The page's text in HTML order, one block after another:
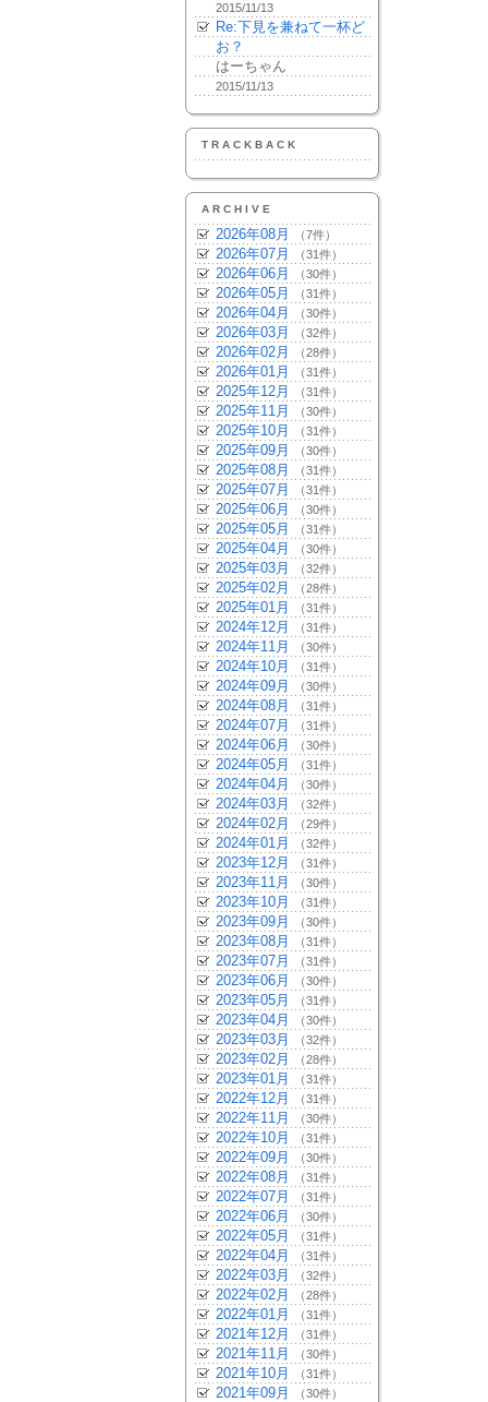
2015/11/13
Re:下見を兼ねて一杯ど
お？
はーちゃん
2015/11/13
TRACKBACK
ARCHIVE
2026年08月 （7件）
2026年07月 （31件）
2026年06月 （30件）
2026年05月 （31件）
2026年04月 （30件）
2026年03月 （32件）
2026年02月 （28件）
2026年01月 （31件）
2025年12月 （31件）
2025年11月 （30件）
2025年10月 （31件）
2025年09月 （30件）
2025年08月 （31件）
2025年07月 （31件）
2025年06月 （30件）
2025年05月 （31件）
2025年04月 （30件）
2025年03月 （32件）
2025年02月 （28件）
2025年01月 （31件）
2024年12月 （31件）
2024年11月 （30件）
2024年10月 （31件）
2024年09月 （30件）
2024年08月 （31件）
2024年07月 （31件）
2024年06月 （30件）
2024年05月 （31件）
2024年04月 （30件）
2024年03月 （32件）
2024年02月 （29件）
2024年01月 （32件）
2023年12月 （31件）
2023年11月 （30件）
2023年10月 （31件）
2023年09月 （30件）
2023年08月 （31件）
2023年07月 （31件）
2023年06月 （30件）
2023年05月 （31件）
2023年04月 （30件）
2023年03月 （32件）
2023年02月 （28件）
2023年01月 （31件）
2022年12月 （31件）
2022年11月 （30件）
2022年10月 （31件）
2022年09月 （30件）
2022年08月 （31件）
2022年07月 （31件）
2022年06月 （30件）
2022年05月 （31件）
2022年04月 （31件）
2022年03月 （32件）
2022年02月 （28件）
2022年01月 （31件）
2021年12月 （31件）
2021年11月 （30件）
2021年10月 （31件）
2021年09月 （30件）